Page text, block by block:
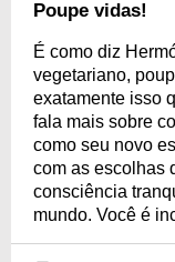
Poupe vidas!
É como diz
vegetariano,
exatamente isso
fala mais sobre
como seu novo
com as escolhas
consciência
mundo. Você é